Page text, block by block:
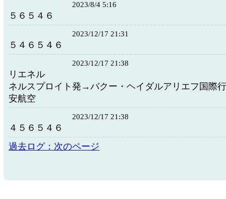
2023/8/4 5:16
５６５４６
2023/12/17 21:31
５４６５４６
2023/12/17 21:38
リエネル
ネルスプロイト発→バクー・ヘイダルアリエフ国際
安航空
2023/12/17 21:38
４５６５４６
過去ログ：次のページ